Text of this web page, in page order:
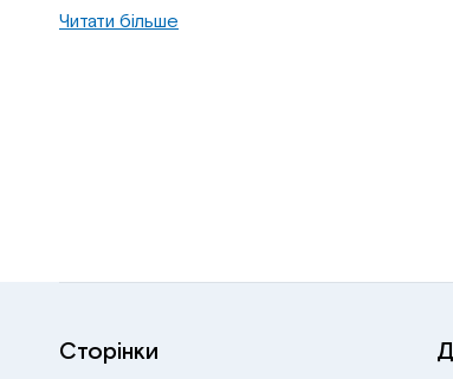
Читати більше
Сторінки